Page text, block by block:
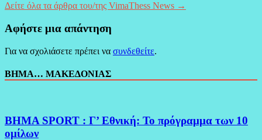
Δείτε όλα τα άρθρα του/της VimaThess News →
Αφήστε μια απάντηση
Για να σχολιάσετε πρέπει να συνδεθείτε.
ΒΗΜΑ… ΜΑΚΕΔΟΝΙΑΣ
BHMA SPORT : Γ’ Εθνική: Το πρόγραμμα των 10
ομίλων